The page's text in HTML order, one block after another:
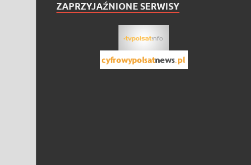
ZAPRZYJAŹNIONE SERWISY